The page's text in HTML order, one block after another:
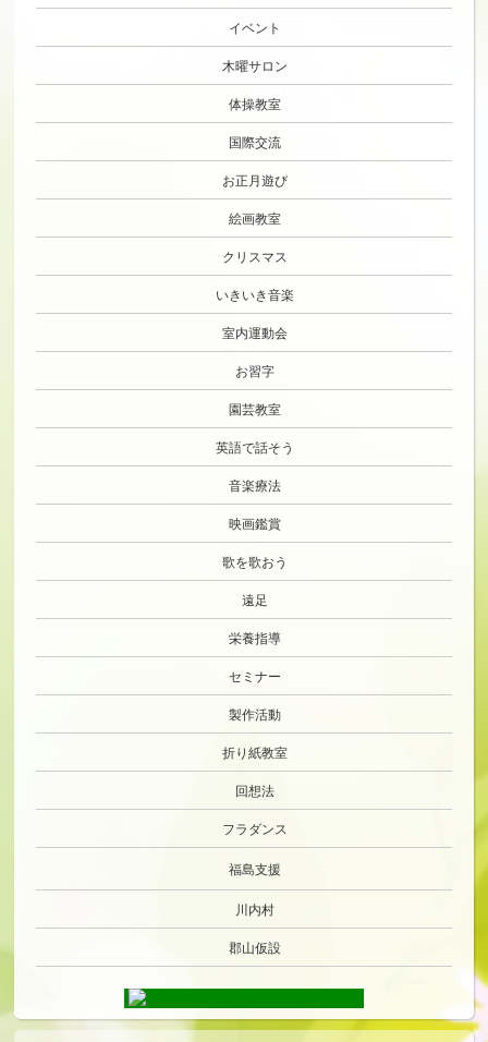
イベント
木曜サロン
体操教室
国際交流
お正月遊び
絵画教室
クリスマス
いきいき音楽
室内運動会
お習字
園芸教室
英語で話そう
音楽療法
映画鑑賞
歌を歌おう
遠足
栄養指導
セミナー
製作活動
折り紙教室
回想法
フラダンス
福島支援
川内村
郡山仮設